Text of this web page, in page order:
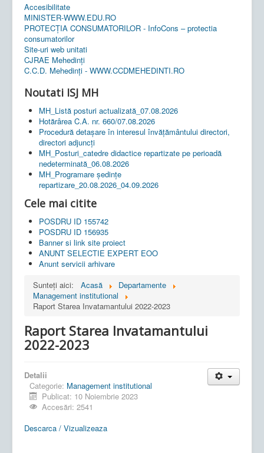
Accesibilitate
MINISTER-WWW.EDU.RO
PROTECȚIA CONSUMATORILOR - InfoCons – protectia
consumatorilor
Site-uri web unitati
CJRAE Mehedinți
C.C.D. Mehedinţi - WWW.CCDMEHEDINTI.RO
Noutati ISJ MH
MH_Listă posturi actualizată_07.08.2026
Hotărârea C.A. nr. 660/07.08.2026
Procedură detașare în interesul învățământului directori,
directori adjuncți
MH_Posturi_catedre didactice repartizate pe perioadă
nedeterminată_06.08.2026
MH_Programare ședințe
repartizare_20.08.2026_04.09.2026
Cele mai citite
POSDRU ID 155742
POSDRU ID 156935
Banner si link site proiect
ANUNT SELECTIE EXPERT EOO
Anunt servicii arhivare
Sunteți aici:
Acasă
Departamente
Management institutional
Raport Starea Invatamantului 2022-2023
Raport Starea Invatamantului
2022-2023
Detalii
Categorie: Management institutional
Publicat: 10 Noiembrie 2023
Accesări: 2541
Descarca / Vizualizeaza